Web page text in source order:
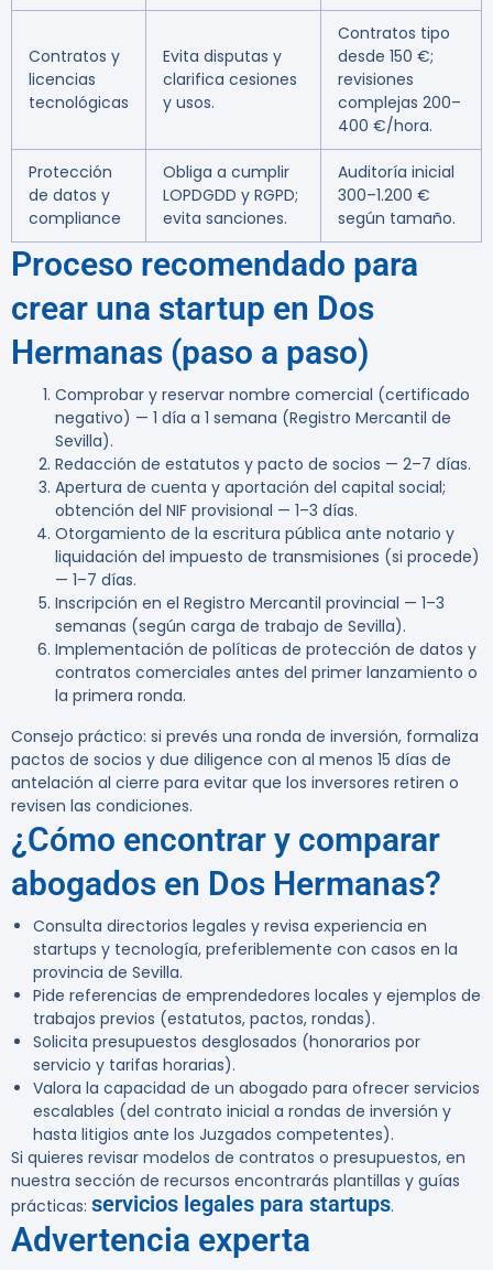
Contratos y
licencias
tecnológicas
Evita disputas y
clarifica cesiones
y usos.
Contratos tipo
desde 150 €;
revisiones
complejas 200–
400 €/hora.
Protección
de datos y
compliance
Obliga a cumplir
LOPDGDD y RGPD;
evita sanciones.
Auditoría inicial
300–1.200 €
según tamaño.
Proceso recomendado para
crear una startup en Dos
Hermanas (paso a paso)
Comprobar y reservar nombre comercial (certificado
negativo) — 1 día a 1 semana (Registro Mercantil de
Sevilla).
Redacción de estatutos y pacto de socios — 2–7 días.
Apertura de cuenta y aportación del capital social;
obtención del NIF provisional — 1–3 días.
Otorgamiento de la escritura pública ante notario y
liquidación del impuesto de transmisiones (si procede)
— 1–7 días.
Inscripción en el Registro Mercantil provincial — 1–3
semanas (según carga de trabajo de Sevilla).
Implementación de políticas de protección de datos y
contratos comerciales antes del primer lanzamiento o
la primera ronda.
Consejo práctico: si prevés una ronda de inversión, formaliza
pactos de socios y due diligence con al menos 15 días de
antelación al cierre para evitar que los inversores retiren o
revisen las condiciones.
¿Cómo encontrar y comparar
abogados en Dos Hermanas?
Consulta directorios legales y revisa experiencia en
startups y tecnología, preferiblemente con casos en la
provincia de Sevilla.
Pide referencias de emprendedores locales y ejemplos de
trabajos previos (estatutos, pactos, rondas).
Solicita presupuestos desglosados (honorarios por
servicio y tarifas horarias).
Valora la capacidad de un abogado para ofrecer servicios
escalables (del contrato inicial a rondas de inversión y
hasta litigios ante los Juzgados competentes).
Si quieres revisar modelos de contratos o presupuestos, en
nuestra sección de recursos encontrarás plantillas y guías
prácticas: servicios legales para startups.
Advertencia experta